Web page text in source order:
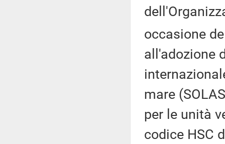
occasione
all'adozione
mare
per le unità
codice HSC